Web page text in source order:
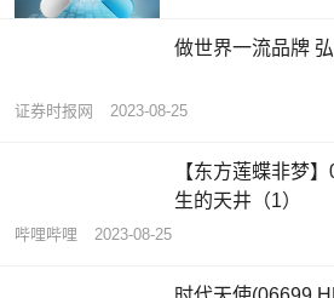
做世界一流品牌
证券时报网 2023-08-25
【东方莲蝶非梦
生的天井（1）
哔哩哔哩 2023-08-25